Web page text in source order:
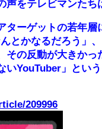
をテレビマンたち
ターゲットの若年
とかなるだろう」
その反動が大きか
いYouTuber」とい
209996